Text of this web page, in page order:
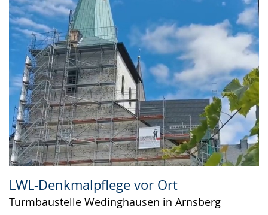
LWL-Denkmalpflege vor Ort
Turmbaustelle Wedinghausen in Arnsberg